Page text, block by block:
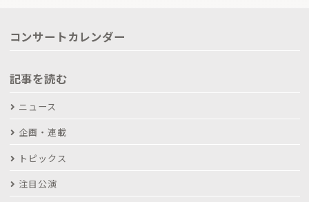
コンサートカレンダー
記事を読む
ニュース
企画・連載
トピックス
注目公演